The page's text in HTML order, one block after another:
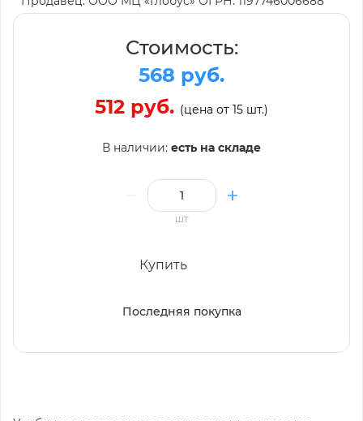
Стоимость:
568 руб.
512 руб. (цена от 15 шт.)
В наличии: есть на складе
шт
Купить
Последняя покупка